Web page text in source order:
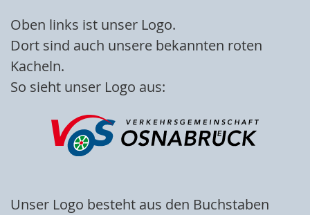
Oben links ist unser Logo.
Dort sind auch unsere bekannten roten
Kacheln.
So sieht unser Logo aus:
Unser Logo besteht aus den Buchstaben